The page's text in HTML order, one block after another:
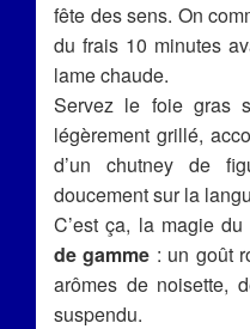
fête des sens. On
du frais 10 minutes
lame chaude.
Servez le foie gras
légèrement grillé,
d’un chutney de
doucement sur la
C’est ça, la magie du
de gamme : un goût
arômes de noisette,
suspendu.